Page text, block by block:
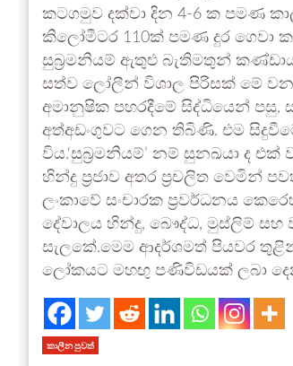
කටගමුව දක්වා දින 4-6 ක පමණ
කිලෝමීටර 110ක් පමණ දුර ගෙවා
සුබ්‍රමනියම් ඇතුළු බැතිමතුන්
සත්ව ලෝලීන් විශාල පිරිසක් මේ
අමානුෂික පහරදීමේ සිද්ධියෙන් පසු,
අත්අඩංගුවට ගෙන තිබිණි. එම
විය.‘සුබ්‍රමනියම්’ නම් සුනඛයා ද
හින්දු ප්‍රජාව අතර ප්‍රචලිත වෙමින්
ලංකාවේ සංචාරක ප්‍රවර්ධනය
දේවාලය හින්දු, බෞද්ධ, මුස්ලිම් සහ
සැලකේ.මෙම ආදර්ශමත් පියවර
ලෝකයට මහඟු පණිවිඩයක් ලබා
කාලීන පුවත්